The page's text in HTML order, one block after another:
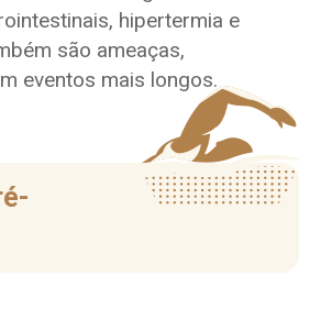
hipertermia e
são ameaças,
eventos mais longos.